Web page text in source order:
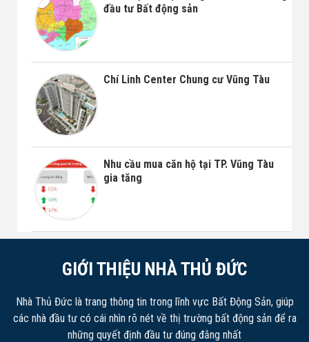
đầu tư Bất động sản
Chí Linh Center Chung cư Vũng Tàu
Nhu cầu mua căn hộ tại TP. Vũng Tàu
gia tăng
GIỚI THIỆU NHÀ THỦ ĐỨC
Nhà Thủ Đức là trang thông tin trong lĩnh vực Bất Động Sản, giúp
các nhà đầu tư có cái nhìn rõ nét về thị trường bất động sản để ra
những quyết định đầu tư đúng đắng nhất